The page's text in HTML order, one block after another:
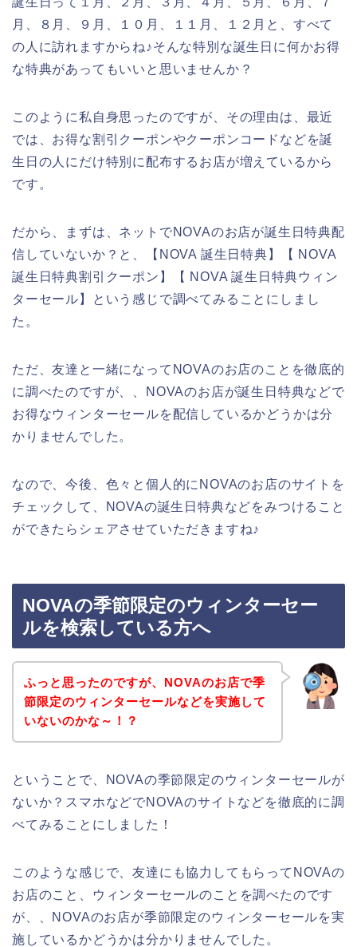
月、８月、９月、１０月、１１月、１２月と、すべて
の人に訪れますからね♪そんな特別な誕生日に何かお得
な特典があってもいいと思いませんか？
このように私自身思ったのですが、その理由は、最近
では、お得な割引クーポンやクーポンコードなどを誕
生日の人にだけ特別に配布するお店が増えているから
です。
だから、まずは、ネットでNOVAのお店が誕生日特典配
信していないか？と、【NOVA 誕生日特典】【 NOVA
誕生日特典割引クーポン】【 NOVA 誕生日特典ウィン
ターセール】という感じで調べてみることにしまし
た。
ただ、友達と一緒になってNOVAのお店のことを徹底的
に調べたのですが、、NOVAのお店が誕生日特典などで
お得なウィンターセールを配信しているかどうかは分
かりませんでした。
なので、今後、色々と個人的にNOVAのお店のサイトを
チェックして、NOVAの誕生日特典などをみつけること
ができたらシェアさせていただきますね♪
NOVAの季節限定のウィンターセー
ルを検索している方へ
ふっと思ったのですが、NOVAのお店で季
節限定のウィンターセールなどを実施して
いないのかな～！？
ということで、NOVAの季節限定のウィンターセールが
ないか？スマホなどでNOVAのサイトなどを徹底的に調
べてみることにしました！
このような感じで、友達にも協力してもらってNOVAの
お店のこと、ウィンターセールのことを調べたのです
が、、NOVAのお店が季節限定のウィンターセールを実
施しているかどうかは分かりませんでした。